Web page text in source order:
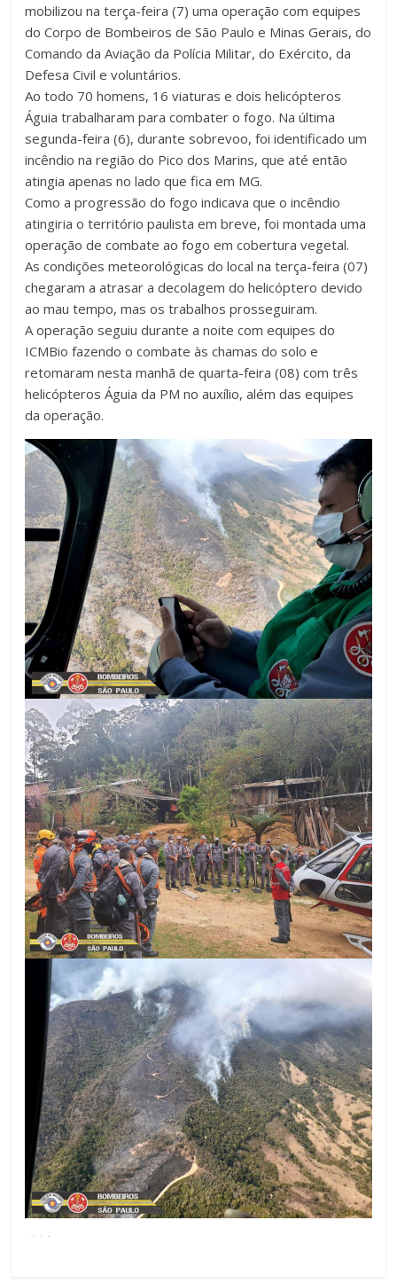
mobilizou na terça-feira (7) uma operação com equipes
do Corpo de Bombeiros de São Paulo e Minas Gerais, do
Comando da Aviação da Polícia Militar, do Exército, da
Defesa Civil e voluntários.
Ao todo 70 homens, 16 viaturas e dois helicópteros
Águia trabalharam para combater o fogo. Na última
segunda-feira (6), durante sobrevoo, foi identificado um
incêndio na região do Pico dos Marins, que até então
atingia apenas no lado que fica em MG.
Como a progressão do fogo indicava que o incêndio
atingiria o território paulista em breve, foi montada uma
operação de combate ao fogo em cobertura vegetal.
As condições meteorológicas do local na terça-feira (07)
chegaram a atrasar a decolagem do helicóptero devido
ao mau tempo, mas os trabalhos prosseguiram.
A operação seguiu durante a noite com equipes do
ICMBio fazendo o combate às chamas do solo e
retomaram nesta manhã de quarta-feira (08) com três
helicópteros Águia da PM no auxílio, além das equipes
da operação.